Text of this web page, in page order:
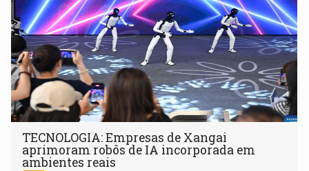
TECNOLOGIA: Empresas de Xangai
aprimoram robôs de IA incorporada em
ambientes reais